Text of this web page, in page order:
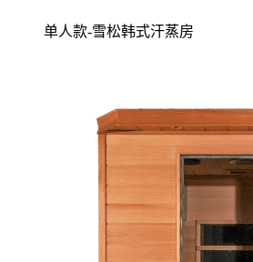
单人款-雪松韩式汗蒸房